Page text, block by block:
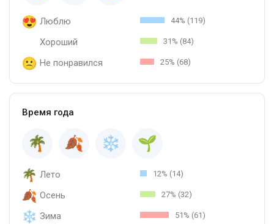
Люблю 44% (119)
Хороший 31% (84)
Не понравился 25% (68)
Время года
Лето 12% (14)
Осень 27% (32)
Зима 51% (61)